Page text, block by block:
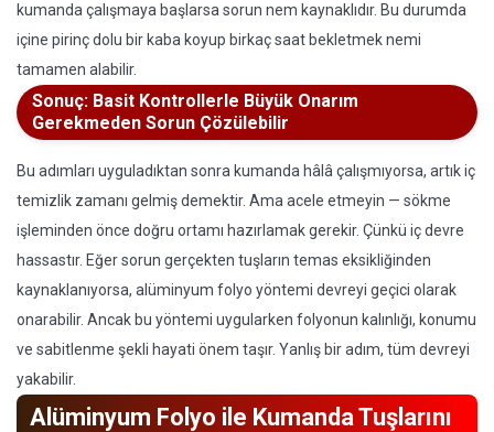
kumanda çalışmaya başlarsa sorun nem kaynaklıdır. Bu durumda
içine pirinç dolu bir kaba koyup birkaç saat bekletmek nemi
tamamen alabilir.
Sonuç: Basit Kontrollerle Büyük Onarım
Gerekmeden Sorun Çözülebilir
Bu adımları uyguladıktan sonra kumanda hâlâ çalışmıyorsa, artık iç
temizlik zamanı gelmiş demektir. Ama acele etmeyin — sökme
işleminden önce doğru ortamı hazırlamak gerekir. Çünkü iç devre
hassastır. Eğer sorun gerçekten tuşların temas eksikliğinden
kaynaklanıyorsa, alüminyum folyo yöntemi devreyi geçici olarak
onarabilir. Ancak bu yöntemi uygularken folyonun kalınlığı, konumu
ve sabitlenme şekli hayati önem taşır. Yanlış bir adım, tüm devreyi
yakabilir.
Alüminyum Folyo ile Kumanda Tuşlarını